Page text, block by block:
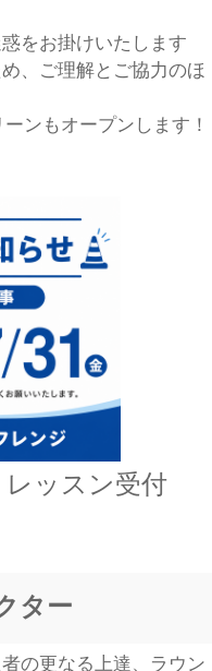
をお掛けいたします
、ご理解とご協力のほ
ンもオープンします！
ッスン受付
ター
の更なる上達、ラウン